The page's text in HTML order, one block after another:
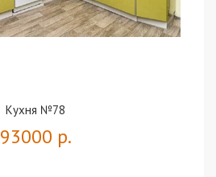
Кухня №78
93000 р.